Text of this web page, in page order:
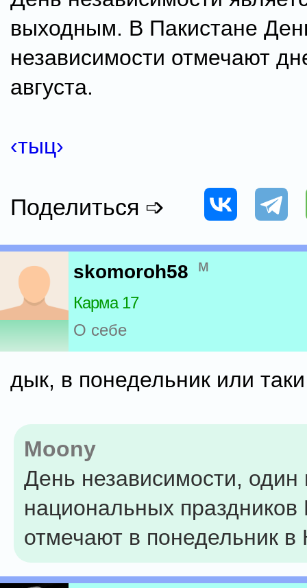
выходным. В Пакистане
независимости отмечают
августа.
‹тыц›
Поделиться ➩
skomoroh58 м
Карма 17
О себе
дык, в понедельник или
Moony
День независимости, один
национальных
отмечают в понедельник